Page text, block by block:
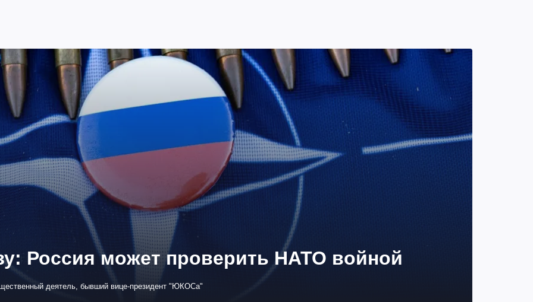
Россия может проверить НАТО войной
деятель, бывший вице-президент "ЮКОСа"